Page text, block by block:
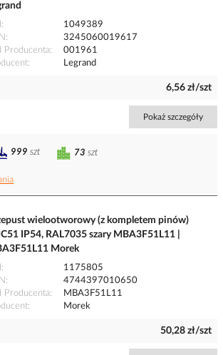
1049389
3245060019617
Producenta
001961
Legrand
6,56 zł/szt
Pokaż szczegóły
73 szt
999 szt
wielootworowy (z kompletem pinów)
IP54, RAL7035 szary MBA3F51L11 |
Morek
1175805
4744397010650
Producenta
MBA3F51L11
Morek
50,28 zł/szt